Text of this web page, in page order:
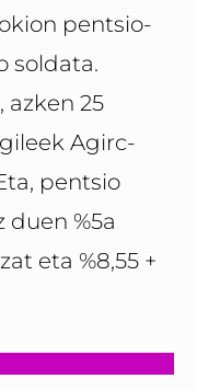
pentsio-
soldata.
azken 25
Agirc-
pentsio
%5a
eta %8,55 +